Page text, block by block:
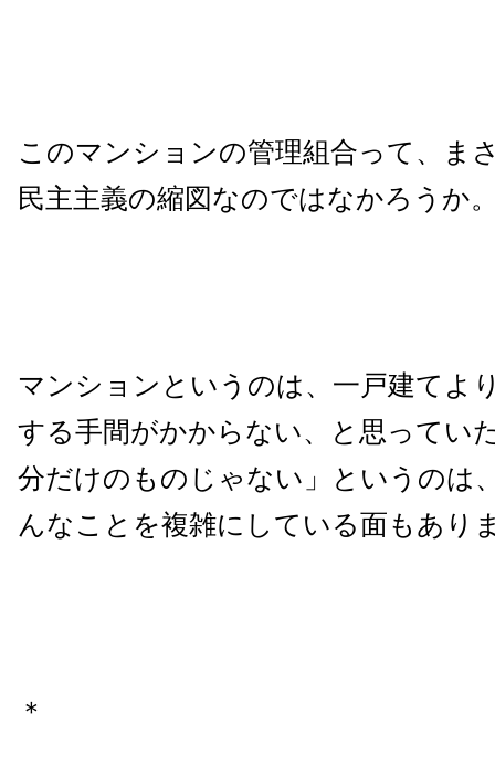
このマンションの管理組合って、ま
民主主義の縮図なのではなかろうか
マンションというのは、一戸建てよ
する手間がかからない、と思ってい
分だけのものじゃない」というのは
んなことを複雑にしている面もあり
＊